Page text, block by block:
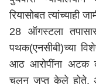
रियासोबत त्यांच्याही
28 ऑगस्टला
पथक(एनसीबी)च्या
आठ आरोपींना अटक
चलन जप्त केले होते.